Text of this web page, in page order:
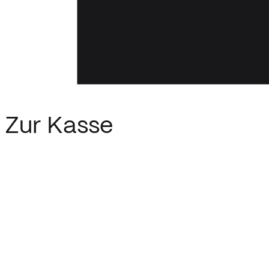
Zur Kasse